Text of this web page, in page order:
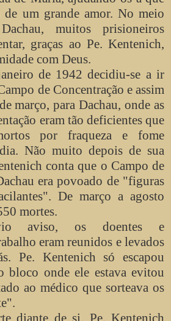
de um grande amor. No meio
muitos prisioneiros
graças ao Pe. Kentenich,
com Deus.
de 1942 decidiu-se a ir
de Concentração e assim
março, para Dachau, onde as
eram tão deficientes que
por fraqueza e fome
Não muito depois de sua
conta que o Campo de
era povoado de "figuras
De março a agosto
mortes.
aviso, os doentes e
eram reunidos e levados
Pe. Kentenich só escapou
bloco onde ele estava evitou
ao médico que sorteava os
diante de si, Pe. Kentenich